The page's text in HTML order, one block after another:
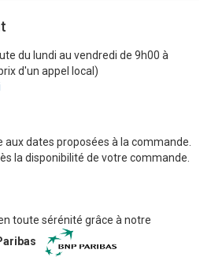
du lundi au vendredi de 9h00 à
d'un appel local)
dates proposées à la commande.
la disponibilité de votre commande.
toute sérénité grâce à notre